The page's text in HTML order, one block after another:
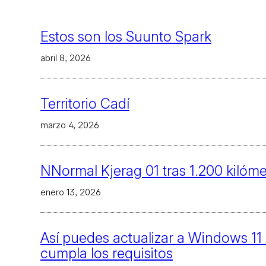
Estos son los Suunto Spark
abril 8, 2026
Territorio Cadí
marzo 4, 2026
NNormal Kjerag 01 tras 1.200
enero 13, 2026
Así puedes actualizar a Windows
cumpla los requisitos